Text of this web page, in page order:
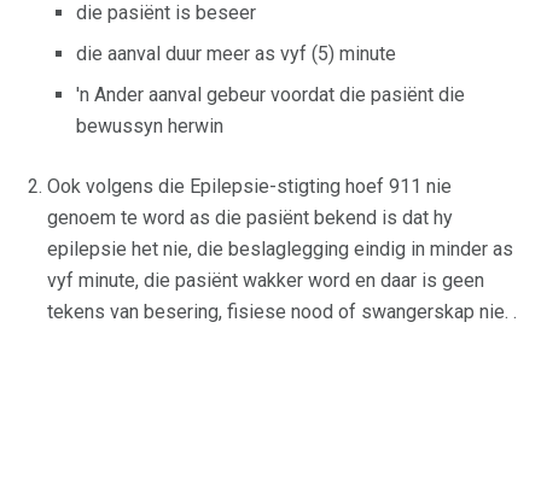
die pasiënt is beseer
die aanval duur meer as vyf (5) minute
'n Ander aanval gebeur voordat die pasiënt die
bewussyn herwin
Ook volgens die Epilepsie-stigting hoef 911 nie
genoem te word as die pasiënt bekend is dat hy
epilepsie het nie, die beslaglegging eindig in minder as
vyf minute, die pasiënt wakker word en daar is geen
tekens van besering, fisiese nood of swangerskap nie. .